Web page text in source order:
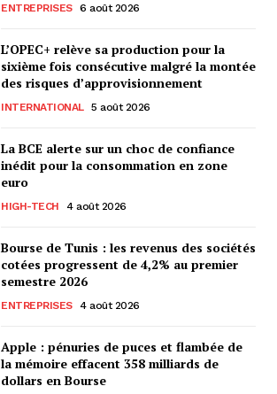
ENTREPRISES 6 août 2026
L’OPEC+ relève sa production pour la
sixième fois consécutive malgré la montée
des risques d’approvisionnement
INTERNATIONAL 5 août 2026
La BCE alerte sur un choc de confiance
inédit pour la consommation en zone
euro
HIGH-TECH 4 août 2026
Bourse de Tunis : les revenus des sociétés
cotées progressent de 4,2% au premier
semestre 2026
ENTREPRISES 4 août 2026
Apple : pénuries de puces et flambée de
la mémoire effacent 358 milliards de
dollars en Bourse